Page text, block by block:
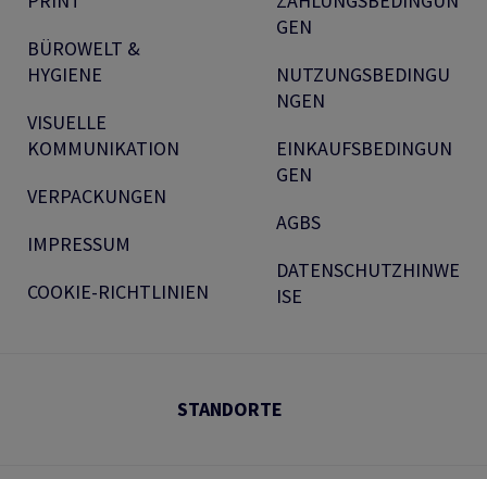
BÜROWELT &
HYGIENE
VISUELLE
KOMMUNIKATION
VERPACKUNGEN
IMPRESSUM
COOKIE-RICHTLINIEN
GEN
NUTZUNGSBEDINGU
NGEN
EINKAUFSBEDINGUN
GEN
AGBS
DATENSCHUTZHINWE
ISE
STANDORTE